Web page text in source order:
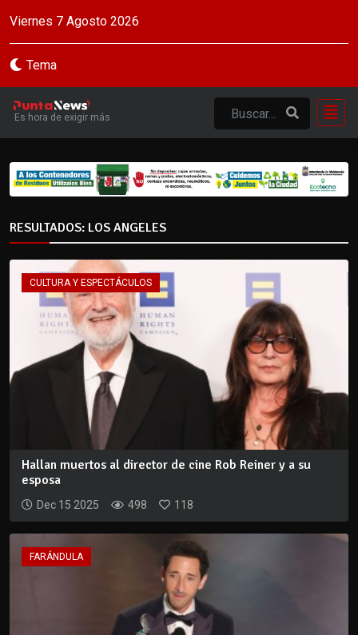
Viernes 7 Agosto 2026
Tema
Es hora de exigir más
RESULTADOS: LOS ANGELES
CULTURA Y ESPECTÁCULOS
Hallan muertos al director de cine Rob Reiner y a su
esposa
Dec 15 2025 498 118
FARÁNDULA